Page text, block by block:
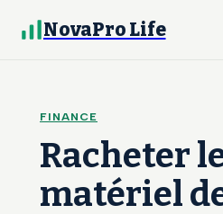
NovaPro Life
FINANCE
Racheter
matériel